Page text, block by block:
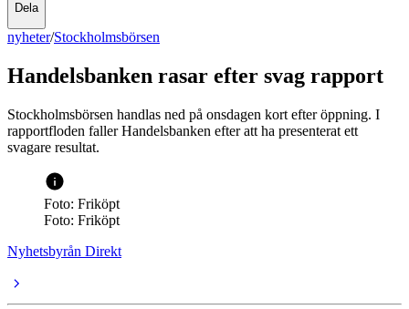
Dela
nyheter/Stockholmsbörsen
Handelsbanken rasar efter svag rapport
Stockholmsbörsen handlas ned på onsdagen kort efter öppning. I
rapportfloden faller Handelsbanken efter att ha presenterat ett
svagare resultat.
Foto: Friköpt
Foto: Friköpt
Nyhetsbyrån Direkt